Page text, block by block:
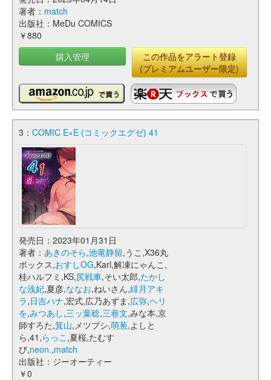
著者： match
出版社：MeDu COMICS
￥880
購入管理
この作品をアラート登録
(プレミアムユーザー限定)
3： COMIC E×E (コミックエグゼ) 41
発売日：2023年01月31日
著者： あきのそら,池竜静留,うこ,X36丸
ボックス,おすしOG,Karl,解凍にゃんこ,
桂ハルフミ,KS,尻戦車,そい太郎,たかし
な浅妃,夏彦,ななお,ねいさん,緋月アキ
ラ,日吉ハナ,宏式,広乃あずま,広弥,ヘリ
を,みつあし,三ッ葉稔,三巷文,みな本,京
師すろた,箕山,メツブシ,萌葱,よしと
ら,41,らっこ ,夏桜,たむす
び,neon.,match
出版社：ジーオーティー
￥0